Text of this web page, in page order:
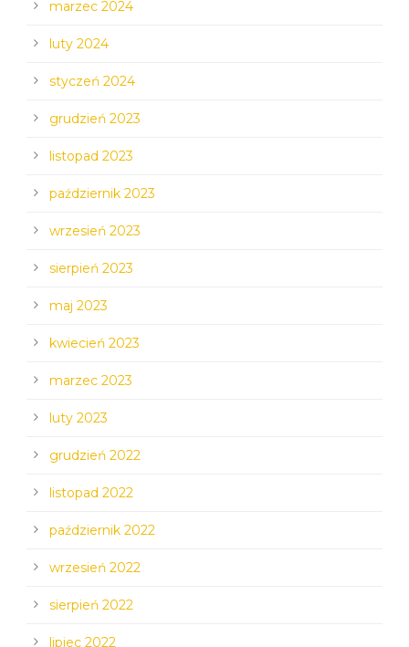
marzec 2024
luty 2024
styczeń 2024
grudzień 2023
listopad 2023
październik 2023
wrzesień 2023
sierpień 2023
maj 2023
kwiecień 2023
marzec 2023
luty 2023
grudzień 2022
listopad 2022
październik 2022
wrzesień 2022
sierpień 2022
lipiec 2022